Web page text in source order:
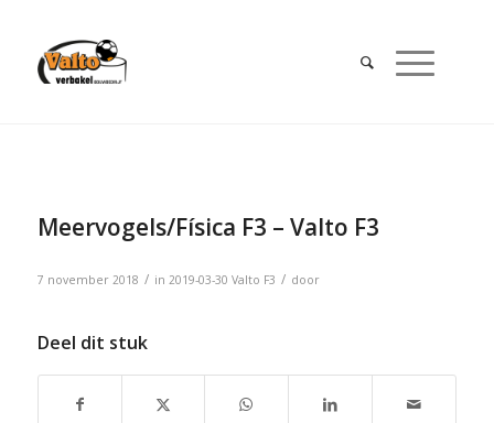
Meervogels/Física F3 – Valto F3
7 november 2018 / in 2019-03-30 Valto F3 / door
Deel dit stuk